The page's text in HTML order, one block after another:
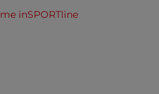
inSPORTline